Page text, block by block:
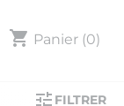
shopping_cart Panier (0)
tune FILTRER